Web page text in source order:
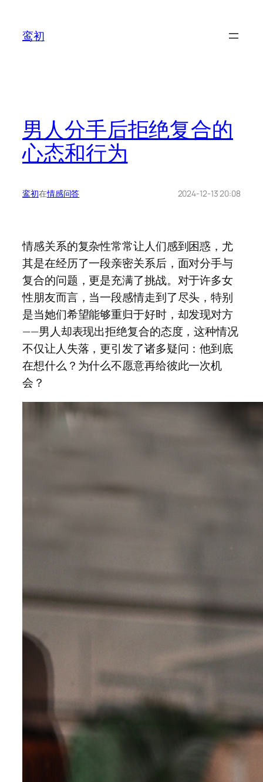
鸾初
男人分手后拒绝复合的
心态和行为
鸾初在情感问答 2024-12-13 20:08
情感关系的复杂性常常让人们感到困惑，尤
其是在经历了一段亲密关系后，面对分手与
复合的问题，更是充满了挑战。对于许多女
性朋友而言，当一段感情走到了尽头，特别
是当她们希望能够重归于好时，却发现对方
——男人却表现出拒绝复合的态度，这种情况
不仅让人失落，更引发了诸多疑问：他到底
在想什么？为什么不愿意再给彼此一次机
会？